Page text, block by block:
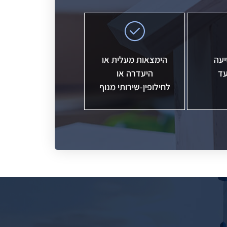
הימצאות מעלית או
היעדרה או
לחילופין-שירותי מנוף